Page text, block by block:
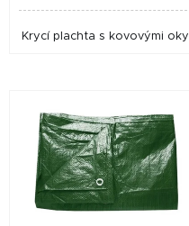
Krycí plachta s kovovými oky